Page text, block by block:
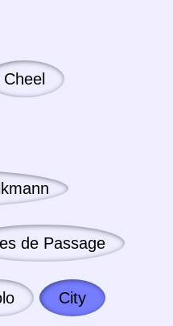
Cheel
de Passage
City